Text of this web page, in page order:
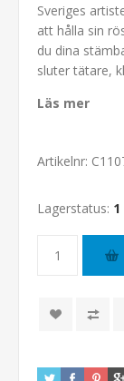
Sveriges
att hålla sin
du dina
sluter tätare,
Läs mer
Artikelnr:
Lagerstatus: